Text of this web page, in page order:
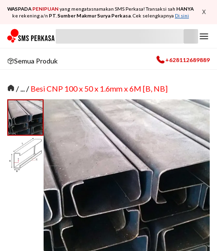
WASPADAPENIPUAN yang mengatasnamakan SMS Perkasa! Transaksi sah HANYA
ke rekening a/n PT. Sumber Makmur Surya Perkasa . Cek selengkapnya Di sini X
Semua Produk +628112689889
/... / Besi CNP 100 x 50 x 1.6mm x 6M [B, NB]